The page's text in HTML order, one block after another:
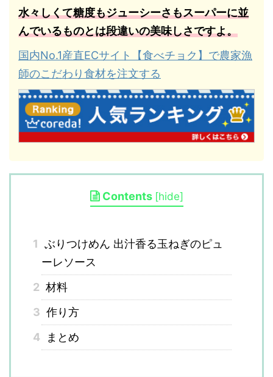
水々しくて糖度もジューシーさもスーパーに並
んでいるものとは段違いの美味しさですよ。
国内No.1産直ECサイト【食べチョク】で農家漁
師のこだわり食材を注文する
Contents [hide]
1 ぶりつけめん 出汁香る玉ねぎのピュ
ーレソース
2 材料
3 作り方
4
まとめ